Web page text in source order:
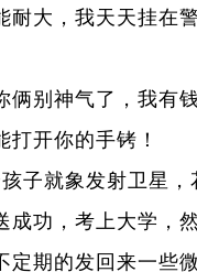
耐大，我天天挂在
俩别神气了，我有
打开你的手铐！
子就象发射卫星
成功，考上大学，
定期的发回来一些